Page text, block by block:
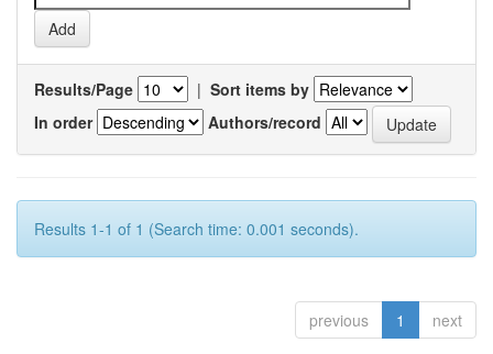
Results/Page | Sort items by
In order
Authors/record
Results 1-1 of 1 (Search time: 0.001 seconds).
previous 1 next